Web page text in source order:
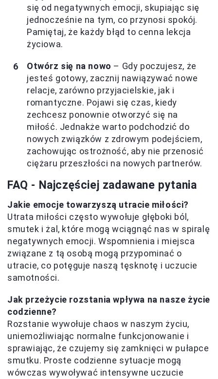
się od negatywnych emocji, skupiając się
jednocześnie na tym, co przynosi spokój.
Pamiętaj, że każdy błąd to cenna lekcja
życiowa.
Otwórz się na nowo – Gdy poczujesz, że
jesteś gotowy, zacznij nawiązywać nowe
relacje, zarówno przyjacielskie, jak i
romantyczne. Pojawi się czas, kiedy
zechcesz ponownie otworzyć się na
miłość. Jednakże warto podchodzić do
nowych związków z zdrowym podejściem,
zachowując ostrożność, aby nie przenosić
ciężaru przeszłości na nowych partnerów.
FAQ - Najczęściej zadawane pytania
Jakie emocje towarzyszą utracie miłości?
Utrata miłości często wywołuje głęboki ból,
smutek i żal, które mogą wciągnąć nas w spiralę
negatywnych emocji. Wspomnienia i miejsca
związane z tą osobą mogą przypominać o
utracie, co potęguje naszą tęsknotę i uczucie
samotności.
Jak przeżycie rozstania wpływa na nasze życie
codzienne?
Rozstanie wywołuje chaos w naszym życiu,
uniemożliwiając normalne funkcjonowanie i
sprawiając, że czujemy się zamknięci w pułapce
smutku. Proste codzienne sytuacje mogą
wówczas wywoływać intensywne uczucie